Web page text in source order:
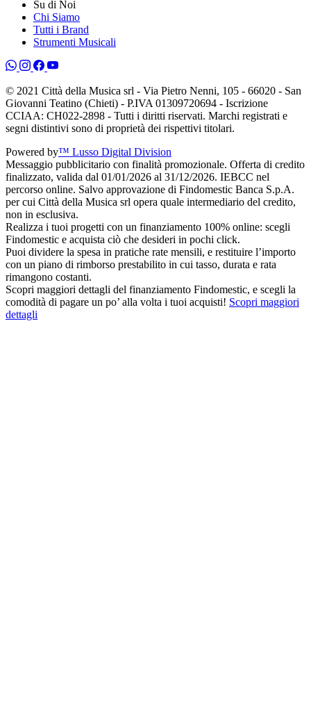
Su di Noi
Chi Siamo
Tutti i Brand
Strumenti Musicali
© 2021 Città della Musica srl - Via Pietro Nenni, 105 - 66020 - San
Giovanni Teatino (Chieti) - P.IVA 01309720694 - Iscrizione
CCIAA: CH022-2898 - Tutti i diritti riservati. Marchi registrati e
segni distintivi sono di proprietà dei rispettivi titolari.
Powered by™ Lusso Digital Division
Messaggio pubblicitario con finalità promozionale. Offerta di credito
finalizzato, valida dal 01/01/2026 al 31/12/2026. IEBCC nel
percorso online. Salvo approvazione di Findomestic Banca S.p.A.
per cui Città della Musica srl opera quale intermediario del credito,
non in esclusiva.
Realizza i tuoi progetti con un finanziamento 100% online: scegli
Findomestic e acquista ciò che desideri in pochi click.
Puoi dividere la spesa in pratiche rate mensili, e restituire l’importo
con un piano di rimborso prestabilito in cui tasso, durata e rata
rimangono costanti.
Scopri maggiori dettagli del finanziamento Findomestic, e scegli la
comodità di pagare un po’ alla volta i tuoi acquisti! Scopri maggiori
dettagli